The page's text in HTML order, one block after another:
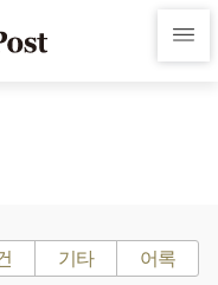
기타 어록